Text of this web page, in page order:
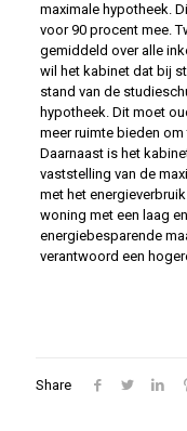
maximale hypotheek.
voor 90 procent mee.
gemiddeld over alle
wil het kabinet dat bij
stand van de
hypotheek. Dit moet
meer ruimte bieden om
Daarnaast is het
vaststelling van de
met het
woning met een laag
energiebesparende
verantwoord een
Share